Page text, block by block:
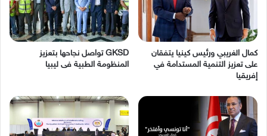
كمال الغريبي ورئيس كينيا يتفقان
على تعزيز التنمية المستدامة في
إفريقيا
GKSD تواصل نجاحها بتعزيز
المنظومة الطبية فى ليبيا